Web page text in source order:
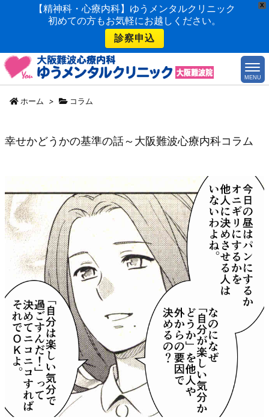
X
【精神科・心療内科】ゆうメンタルクリニック
初めての方もお気軽にお越しください。
診察申込
MENU
ホーム > コラム
幸せかどうかの基準の話～大阪難波心療内科コラム